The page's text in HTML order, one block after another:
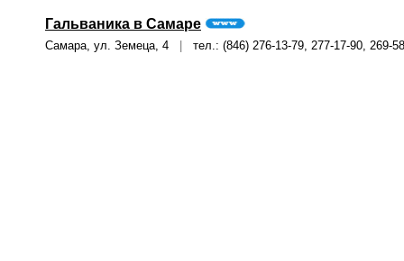
Гальваника в Самаре
Самара, ул. Земеца, 4 тел.: (846) 276-13-79, 277-17-90, 269-